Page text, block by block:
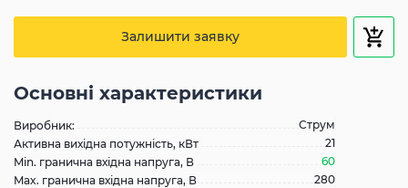
Залишити заявку
Основні характеристики
Виробник:
Струм
Активна вихідна потужність, кВт
21
Min. гранична вхідна напруга, В
60
Max. гранична вхідна напруга, В
280